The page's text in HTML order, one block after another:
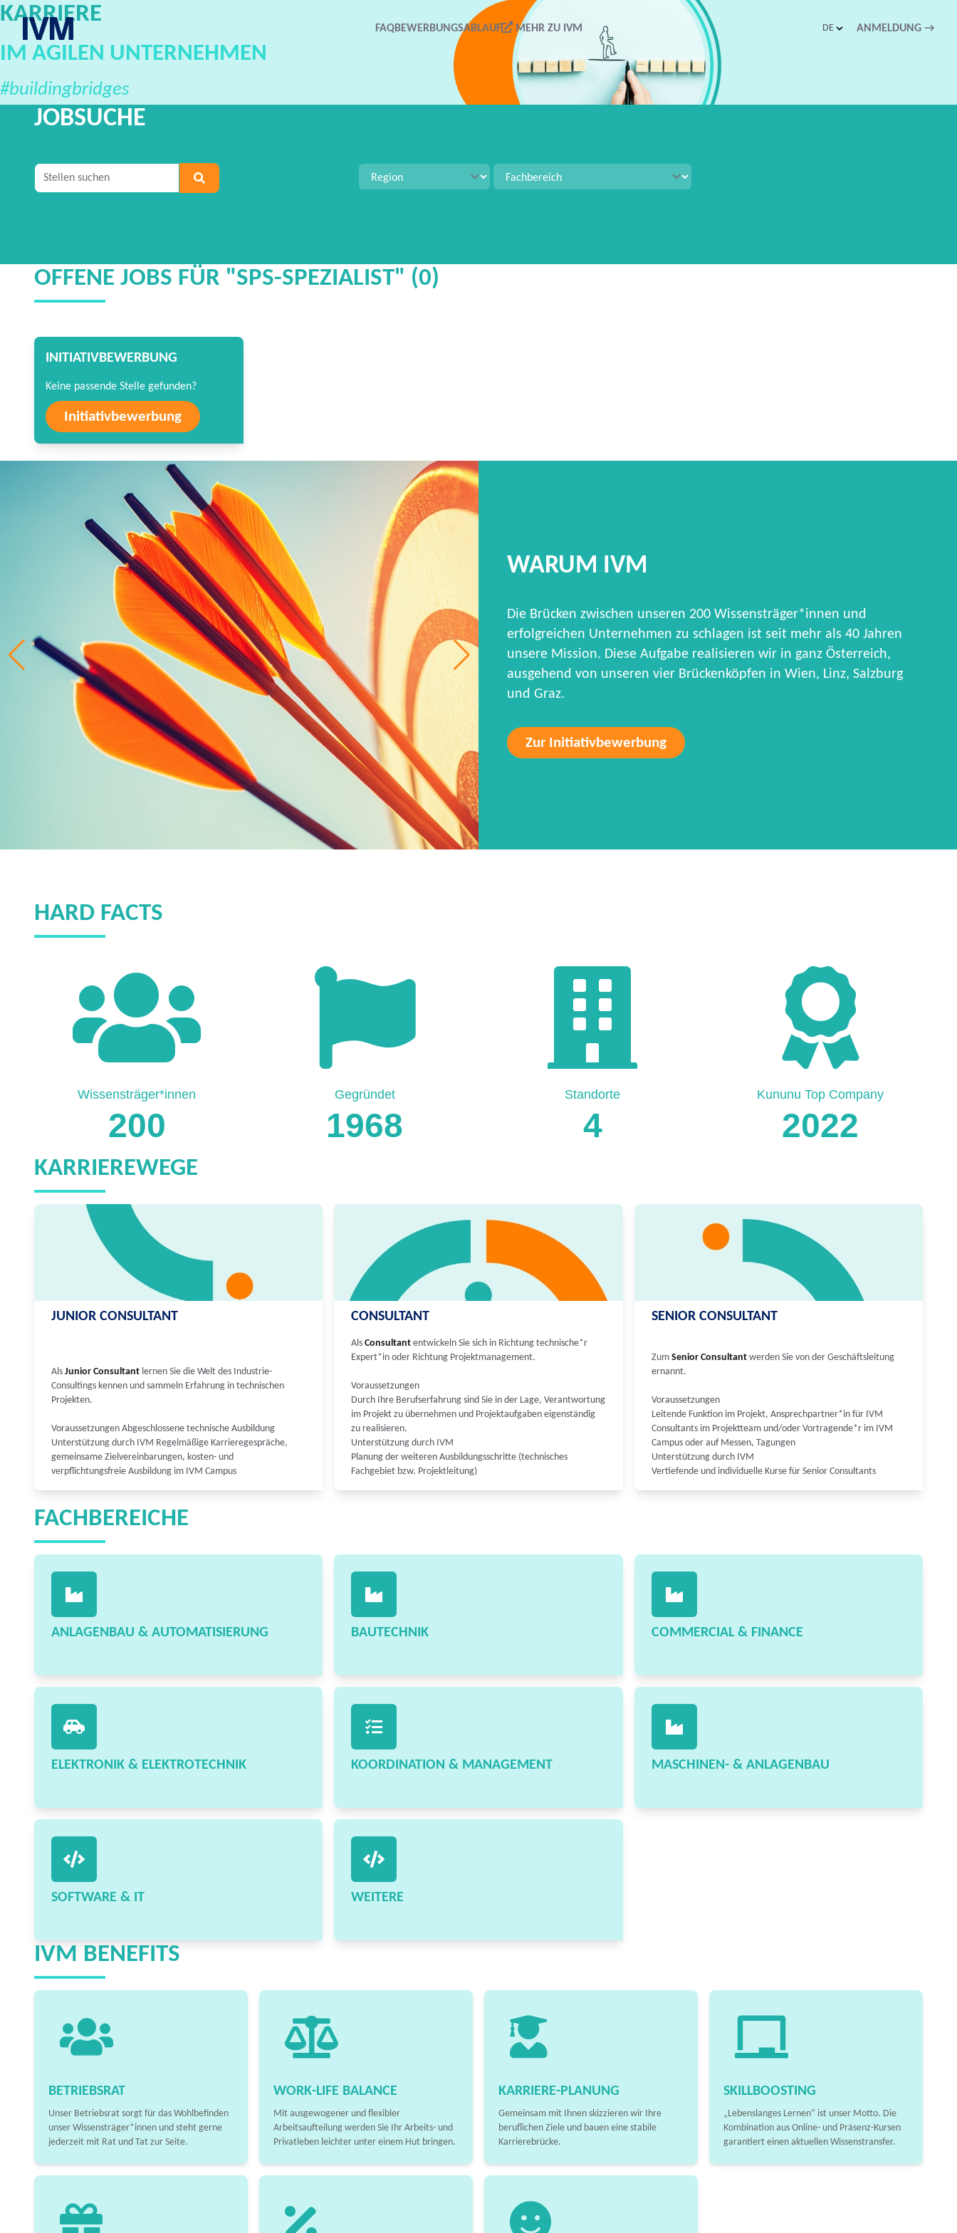
IVM Karriereportal FAQBEWERBUNGSABLAUF MEHR ZU IVM DE ANMELDUNG →
KARRIERE
IM AGILEN UNTERNEHMEN
#buildingbridges
JOBSUCHE
OFFENE JOBS FÜR "SPS-SPEZIALIST" (0)
INITIATIVBEWERBUNG
Keine passende Stelle gefunden?
Initiativbewerbung
WARUM IVM
Die Brücken zwischen unseren 200 Wissensträger*innen und
erfolgreichen Unternehmen zu schlagen ist seit mehr als 40 Jahren
unsere Mission. Diese Aufgabe realisieren wir in ganz Österreich,
ausgehend von unseren vier Brückenköpfen in Wien, Linz, Salzburg
und Graz.
Zur Initiativbewerbung
HARD FACTS
200
Wissensträger*innen
1968
Gegründet
4
Standorte
2022
Kununu Top Company
KARRIEREWEGE
JUNIOR CONSULTANT
Als Junior Consultant lernen Sie die Welt des Industrie-
Consultings kennen und sammeln Erfahrung in technischen
Projekten.
Voraussetzungen Abgeschlossene technische Ausbildung
Unterstützung durch IVM Regelmäßige Karrieregespräche,
gemeinsame Zielvereinbarungen, kosten- und
verpflichtungsfreie Ausbildung im IVM Campus
CONSULTANT
AlsConsultantentwickeln Sie sich in Richtung technische*r
Expert*in oder Richtung Projektmanagement.
Voraussetzungen
Durch Ihre Berufserfahrung sind Sie in der Lage, Verantwortung
im Projekt zu übernehmen und Projektaufgaben eigenständig
zu realisieren.
Unterstützung durch IVM
Planung der weiteren Ausbildungsschritte (technisches
Fachgebiet bzw. Projektleitung)
SENIOR CONSULTANT
Zum Senior Consultant werden Sie von der Geschäftsleitung
ernannt.
Voraussetzungen
Leitende Funktion im Projekt, Ansprechpartner*in für IVM
Consultants im Projektteam und/oder Vortragende*r im IVM
Campus oder auf Messen, Tagungen
Unterstützung durch IVM
Vertiefende und individuelle Kurse für Senior Consultants
FACHBEREICHE
ANLAGENBAU & AUTOMATISIERUNG BAUTECHNIK COMMERCIAL & FINANCE
ELEKTRONIK & ELEKTROTECHNIK KOORDINATION & MANAGEMENT MASCHINEN- & ANLAGENBAU
SOFTWARE & IT WEITERE
IVM BENEFITS
BETRIEBSRAT
Unser Betriebsrat sorgt für das Wohlbefinden
unser Wissensträger*innen und steht gerne
jederzeit mit Rat und Tat zur Seite.
WORK-LIFE BALANCE
Mit ausgewogener und flexibler
Arbeitsaufteilung werden Sie Ihr Arbeits- und
Privatleben leichter unter einem Hut bringen.
KARRIERE-PLANUNG
Gemeinsam mit Ihnen skizzieren wir Ihre
beruflichen Ziele und bauen eine stabile
Karrierebrücke.
SKILLBOOSTING
„Lebenslanges Lernen“ ist unser Motto. Die
Kombination aus Online- und Präsenz-Kursen
garantiert einen aktuellen Wissenstransfer.